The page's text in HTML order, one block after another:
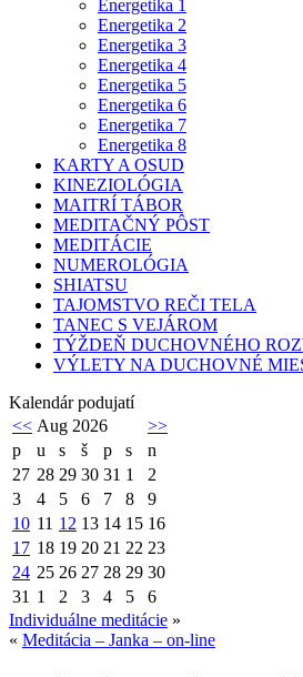
Energetika 1
Energetika 2
Energetika 3
Energetika 4
Energetika 5
Energetika 6
Energetika 7
Energetika 8
KARTY A OSUD
KINEZIOLÓGIA
MAITRÍ TÁBOR
MEDITAČNÝ PÔST
MEDITÁCIE
NUMEROLÓGIA
SHIATSU
TAJOMSTVO REČI TELA
TANEC S VEJÁROM
TÝŽDEŇ DUCHOVNÉHO
VÝLETY NA DUCHOVNÉ
Kalendár podujatí
<< Aug 2026
>>
p
u s š p s
n
27 28 29 30 31 1
2
3
4 5 6 7 8
9
10 11 12 13 14 15 16
17 18 19 20 21 22 23
24 25 26 27 28 29 30
31 1 2 3 4 5
6
Individuálne meditácie »
« Meditácia – Janka – on-line